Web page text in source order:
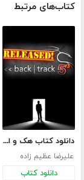
کتاب‌های مرتبط
دانلود کتاب هک و امنیت با BackTrack-R3
علیرضا عظیم زاده
دانلود کتاب